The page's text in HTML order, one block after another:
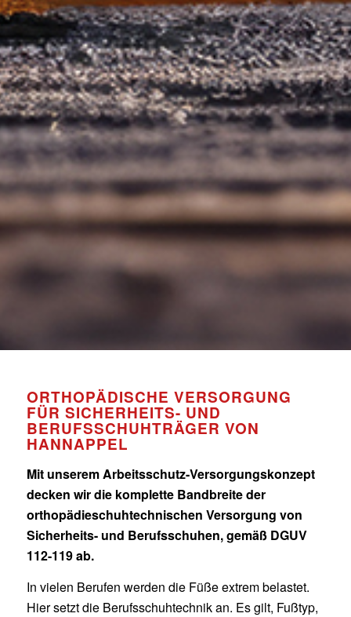
ORTHOPÄDISCHE VERSORGUNG
FÜR SICHERHEITS- UND
BERUFSSCHUHTRÄGER VON
HANNAPPEL
Mit unserem Arbeitsschutz-Versorgungskonzept
decken wir die komplette Bandbreite der
orthopädieschuhtechnischen Versorgung von
Sicherheits- und Berufsschuhen, gemäß DGUV
112-119 ab.
In vielen Berufen werden die Füße extrem belastet.
Hier setzt die Berufsschuhtechnik an. Es gilt, Fußtyp,